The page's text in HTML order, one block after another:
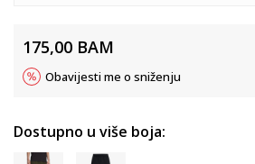
175,00 BAM
Obavijesti me o sniženju
Dostupno u više boja: